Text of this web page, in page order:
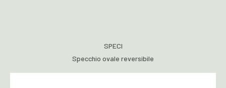
SPECI
Specchio ovale reversibile